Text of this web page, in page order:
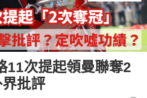
11次提起領曼聯奪2
批評